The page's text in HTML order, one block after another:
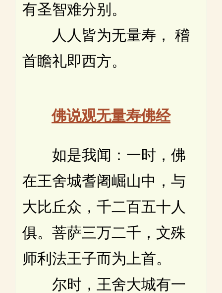
有圣智难分别。
人人皆为无量寿， 稽
首瞻礼即西方。
佛说观无量寿佛经
如是我闻：一时，佛
在王舍城耆阇崛山中，与
大比丘众，千二百五十人
俱。菩萨三万二千，文殊
师利法王子而为上首。
尔时，王舍大城有一